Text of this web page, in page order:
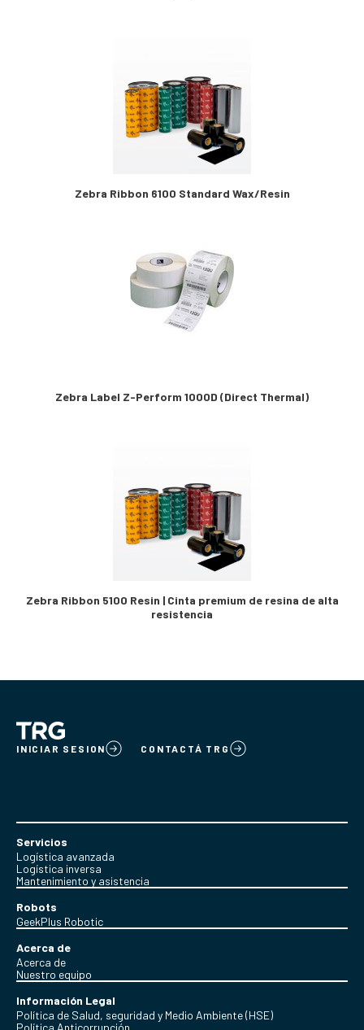
Zebra Ribbon 6100 Standard Wax/Resin
Zebra Label Z-Perform 1000D (Direct Thermal)
Zebra Ribbon 5100 Resin | Cinta premium de resina de alta
resistencia
INICIAR SESION CONTACTÁ TRG
Servicios
Logística avanzada
Logística inversa
Mantenimiento y asistencia
Robots
GeekPlus Robotic
Acerca de
Acerca de
Nuestro equipo
Información Legal
Política de Salud, seguridad y Medio Ambiente (HSE)